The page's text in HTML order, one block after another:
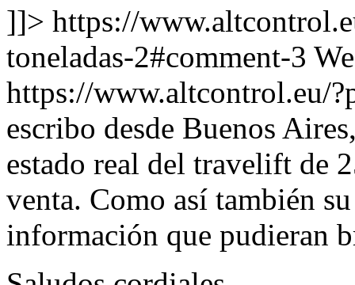
]]> https://
toneladas-2#comment-3
https://www.altcontrol.eu/
escribo desde Buenos
estado real del travelift de
venta. Como así también
información que pudieran